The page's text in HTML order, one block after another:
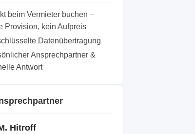
beim Vermieter buchen –
Provision, kein Aufpreis
Datenübertragung
Ansprechpartner &
Antwort
Hitroff